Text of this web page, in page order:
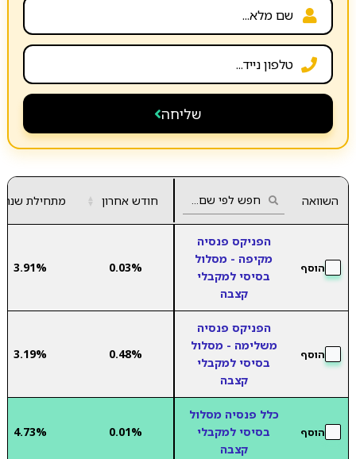
שליחה
השוואה חודש אחרון ▲
▼ מתחילת שנה
הוסף
הפניקס פנסיה
מקיפה - מסלול
בסיסי למקבלי
קצבה
0.03%
3.91%
הוסף
הפניקס פנסיה
משלימה - מסלול
בסיסי למקבלי
קצבה
0.48%
3.19%
הוסף
כלל פנסיה מסלול
בסיסי למקבלי
קצבה
0.01%
4.73%